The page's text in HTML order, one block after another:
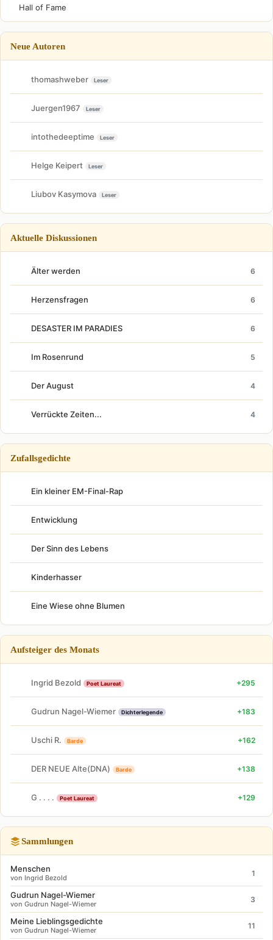
Hall of Fame
Neue Autoren
thomashweber Leser
Juergen1967 Leser
intothedeeptime Leser
Helge Keipert Leser
Liubov Kasymova Leser
Aktuelle Diskussionen
Älter werden 6
Herzensfragen 6
DESASTER IM PARADIES 6
Im Rosenrund 5
Der August 4
Verrückte Zeiten... 4
Zufallsgedichte
Ein kleiner EM-Final-Rap
Entwicklung
Der Sinn des Lebens
Kinderhasser
Eine Wiese ohne Blumen
Aufsteiger des Monats
Ingrid Bezold Poet Laureat +295
Gudrun Nagel-Wiemer Dichterlegende +183
Uschi R. Barde +162
DER NEUE Alte(DNA) Barde +138
G . . . . Poet Laureat +129
Sammlungen
Menschen
von Ingrid Bezold
1
Gudrun Nagel-Wiemer
von Gudrun Nagel-Wiemer
3
Meine Lieblingsgedichte
von Gudrun Nagel-Wiemer
11